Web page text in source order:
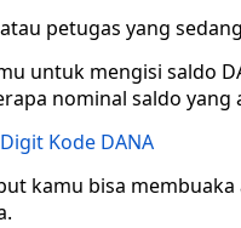
petugas yang
untuk mengisi saldo
nominal saldo yang
Kode DANA
kamu bisa